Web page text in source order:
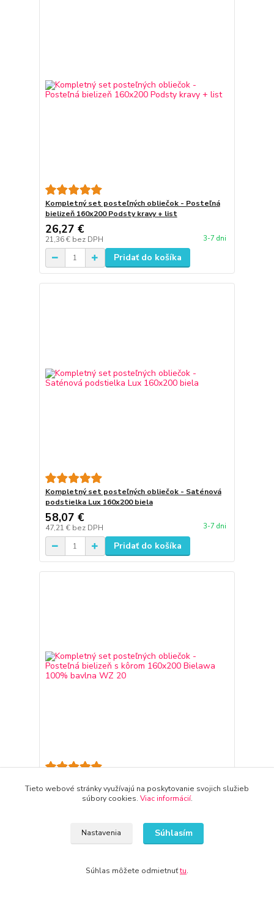
Kompletný set posteľných obliečok - Posteľná
bielizeň 160x200 Podsty kravy + list
26,27 €
21,36 € bez DPH 3-7 dni
Pridať do košíka
Kompletný set posteľných obliečok - Saténová
podstielka Lux 160x200 biela
58,07 €
47,21 € bez DPH 3-7 dni
Pridať do košíka
bielizeň s kôrom 160x200 Bielawa 100% bavlna
3-7 dni
Pridať do košíka
Tieto webové stránky využívajú na poskytovanie svojich služieb
súbory cookies. Viac informácií.
Nastavenia Súhlasím
Súhlas môžete odmietnuťtu.